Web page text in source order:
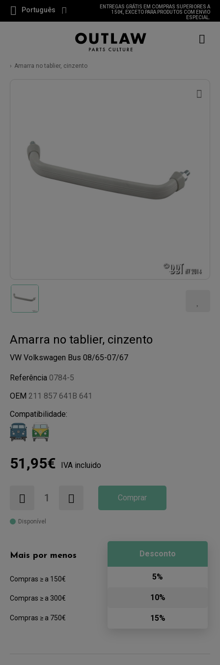
Português
ENTREGAS GRÁTIS EM COMPRAS SUPERIORES A
150€, EXCETO PARA PRODUTOS COM ENVIO
ESPECIAL.
Amarra no tablier, cinzento
Amarra no tablier, cinzento
VW Volkswagen Bus 08/65-07/67
Referência 0784-5
OEM 211 857 641B 641
Compatibilidade:
51,95€ IVA incluido
Comprar
Disponível
Mais por menos
Compras ≥ a 150€
Compras ≥ a 300€
Compras ≥ a 750€
Desconto
5%
10%
15%